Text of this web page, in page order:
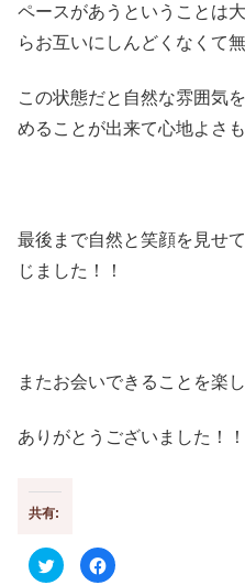
ペースがあうということは
らお互いにしんどくなくて
この状態だと自然な雰囲気
めることが出来て心地よさも
最後まで自然と笑顔を見せ
じました！！
またお会いできることを楽
ありがとうございました！！
共有:
ク
リ
F
a